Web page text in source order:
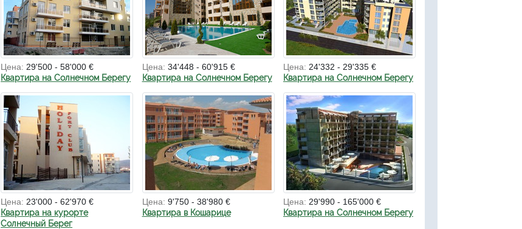
Цена: 29'500 - 58'000 €
Квартира на Солнечном Берегу
Цена: 34'448 - 60'915 €
Квартира на Солнечном Берегу
Цена: 24'332 - 29'335 €
Квартира на Солнечном Берегу
Цена: 23'000 - 62'970 €
Квартира на курорте
Солнечный Берег
Цена: 9'750 - 38'980 €
Квартира в Кошарице
Цена: 29'990 - 165'000 €
Квартира на Солнечном Берегу